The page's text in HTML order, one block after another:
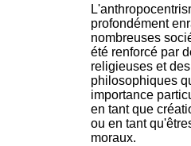
profondément
nombreuses
été renforcé par
religieuses et
philosophiques
importance
en tant que
ou en tant
moraux.